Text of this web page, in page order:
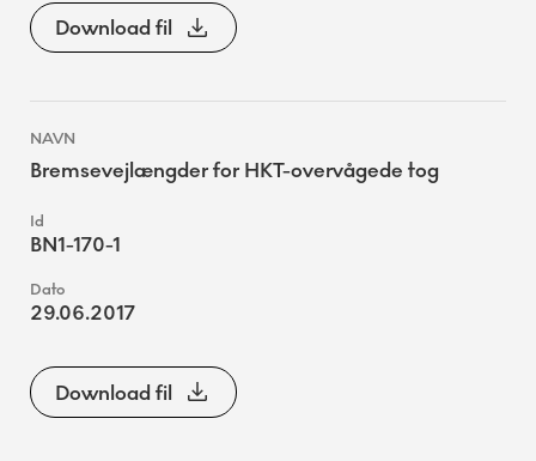
Download fil
Bremsevejlængder for HKT-overvågede tog
BN1-170-1
29.06.2017
Download fil